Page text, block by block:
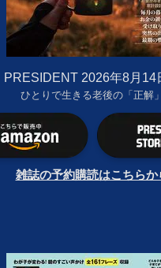
PRESIDENT 2026年8月14
ひとりで生きる老後の「正解」
雑誌の予約購読はこちらか